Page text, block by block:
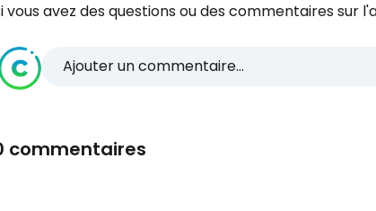
vous avez des questions ou des commentaires sur
Ajouter un commentaire...
commentaires